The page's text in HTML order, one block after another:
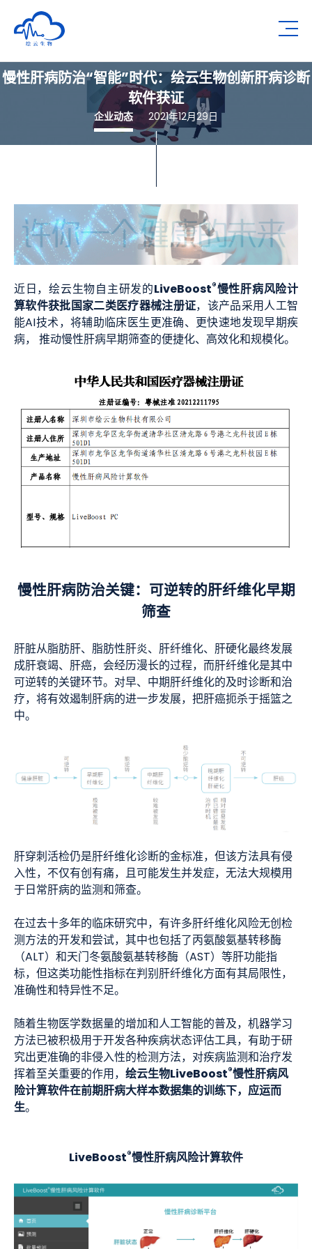
深圳市绘云生物科技有限公司
慢性肝病防治“智能”时代：绘云生物创新肝病诊断
软件获证
企业动态 2021年12月29日
近日，绘云生物自主研发的LiveBoost®慢性肝病风险计
算软件获批国家二类医疗器械注册证，该产品采用人工智
能AI技术，将辅助临床医生更准确、更快速地发现早期疾
病， 推动慢性肝病早期筛查的便捷化、高效化和规模化。
慢性肝病防治关键： 可逆转的肝纤维化早期
筛查
肝脏从脂肪肝、脂肪性肝炎、肝纤维化、肝硬化最终发展
成肝衰竭、肝癌，会经历漫长的过程，而肝纤维化是其中
可逆转的关键环节。对早、中期肝纤维化的及时诊断和治
疗，将有效遏制肝病的进一步发展，把肝癌扼杀于摇篮之
中。
肝穿刺活检仍是肝纤维化诊断的金标准，但该方法具有侵
入性，不仅有创有痛，且可能发生并发症，无法大规模用
于日常肝病的监测和筛查。
在过去十多年的临床研究中，有许多肝纤维化风险无创检
测方法的开发和尝试，其中也包括了丙氨酸氨基转移酶
（ALT）和天门冬氨酸氨基转移酶（AST）等肝功能指
标，但这类功能性指标在判别肝纤维化方面有其局限性，
准确性和特异性不足。
随着生物医学数据量的增加和人工智能的普及，机器学习
方法已被积极用于开发各种疾病状态评估工具，有助于研
究出更准确的非侵入性的检测方法，对疾病监测和治疗发
挥着至关重要的作用， 绘云生物LiveBoost®慢性肝病风
险计算软件在前期肝病大样本数据集的训练下，应运而
生。
LiveBoost®慢性肝病风险计算软件